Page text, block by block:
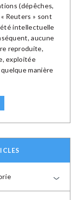
(dépêches,
Reuters » sont
intellectuelle
aucune
reproduite,
exploitée
manière